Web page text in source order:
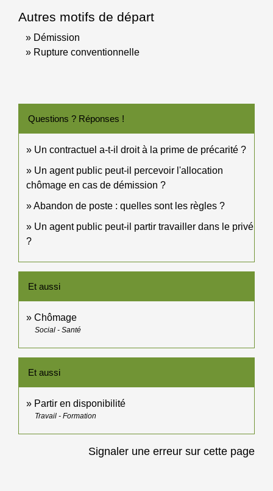
Autres motifs de départ
Démission
Rupture conventionnelle
Questions ? Réponses !
Un contractuel a-t-il droit à la prime de précarité ?
Un agent public peut-il percevoir l'allocation
chômage en cas de démission ?
Abandon de poste : quelles sont les règles ?
Un agent public peut-il partir travailler dans le privé
?
Et aussi
Chômage
Social - Santé
Et aussi
Partir en disponibilité
Travail - Formation
Signaler une erreur sur cette page